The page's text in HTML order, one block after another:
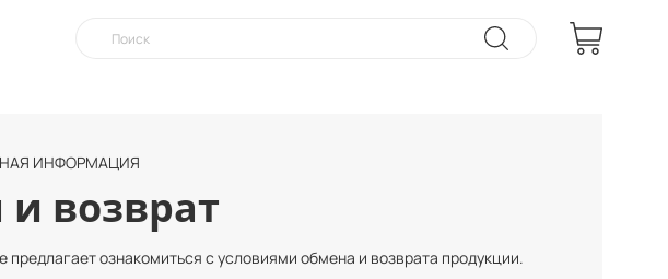
ИНФОРМАЦИЯ
возврат
ознакомиться с условиями обмена и возврата продукции.